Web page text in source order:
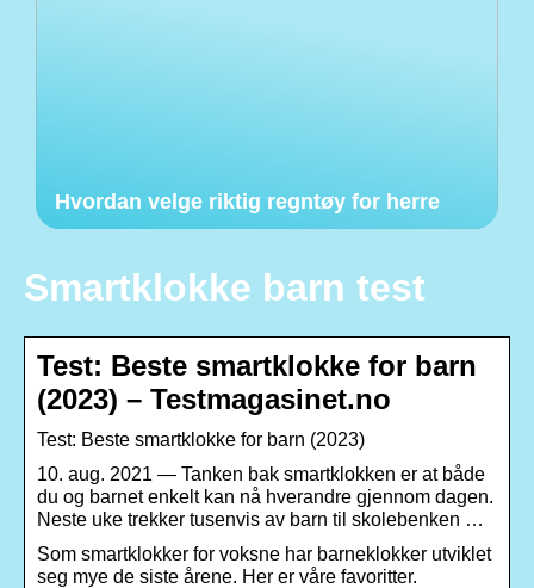
Hvordan velge riktig regntøy for herre
Smartklokke barn test
Test: Beste smartklokke for barn
(2023) – Testmagasinet.no
Test: Beste smartklokke for barn (2023)
10. aug. 2021 — ​​Tanken bak smartklokken er at både
du og barnet enkelt kan nå hverandre gjennom dagen.
Neste uke trekker tusenvis av barn til skolebenken …
Som smartklokker for voksne har barneklokker utviklet
seg mye de siste årene. Her er våre favoritter.